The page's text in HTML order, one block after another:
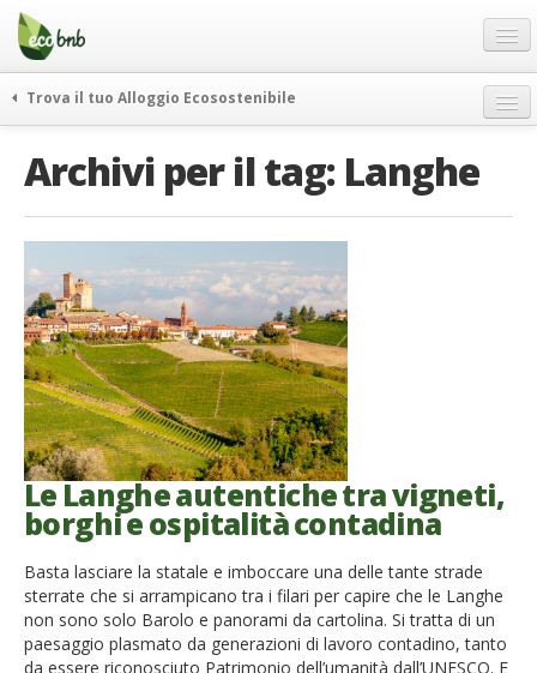
Menu
Salta
contenuto
Offerte Speciali
Regali
FAQ
Partner
Contatti
Italiano
German
English
Spanish
French
Italiano
Trova il tuo Alloggio Ecosostenibile
itinerari
vivere e viaggiare verde
news ed eventi
ecohotel
rassegna stampa
Archivi per il tag: Langhe
Le Langhe autentiche tra vigneti,
borghi e ospitalità contadina
Basta lasciare la statale e imboccare una delle tante strade
sterrate che si arrampicano tra i filari per capire che le Langhe
non sono solo Barolo e panorami da cartolina. Si tratta di un
paesaggio plasmato da generazioni di lavoro contadino, tanto
da essere riconosciuto Patrimonio dell’umanità dall’UNESCO. E